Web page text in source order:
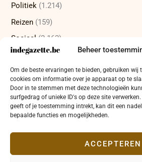
Beheer
Om de beste ervaringen te bieden, gebruiken wij
cookies om informatie over je apparaat op te
Door in te stemmen met deze technologieën
surfgedrag of unieke ID's op deze site
geeft of je toestemming intrekt, kan dit een
bepaalde functies en mogelijkheden.
ACCEPTEREN
Politiek (1.214)
Reizen (159)
Sociaal (2.162)
Sport(232)
Technologie(415)
Uncategorized(12)
Wetenschap(473)
Wetenschappelijke ontdekkingen